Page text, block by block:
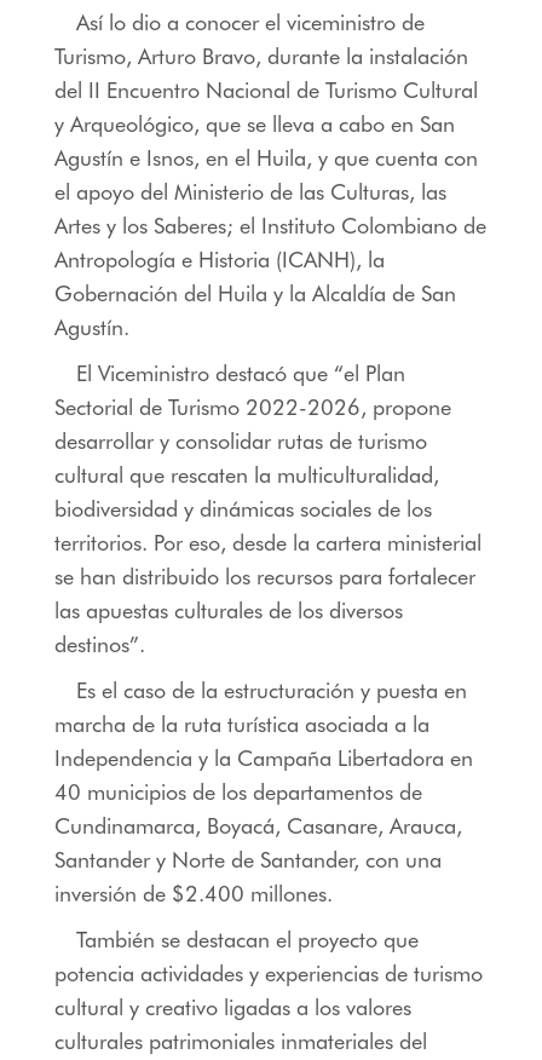
Así lo dio a conocer el viceministro de
Turismo, Arturo Bravo, durante la instalación
del II Encuentro Nacional de Turismo Cultural
y Arqueológico, que se lleva a cabo en San
Agustín e Isnos, en el Huila, y que cuenta con
el apoyo del Ministerio de las Culturas, las
Artes y los Saberes; el Instituto Colombiano de
Antropología e Historia (ICANH), la
Gobernación del Huila y la Alcaldía de San
Agustín.
El Viceministro destacó que “el Plan
Sectorial de Turismo 2022-2026, propone
desarrollar y consolidar rutas de turismo
cultural que rescaten la multiculturalidad,
biodiversidad y dinámicas sociales de los
territorios. Por eso, desde la cartera ministerial
se han distribuido los recursos para fortalecer
las apuestas culturales de los diversos
destinos”.
Es el caso de la estructuración y puesta en
marcha de la ruta turística asociada a la
Independencia y la Campaña Libertadora en
40 municipios de los departamentos de
Cundinamarca, Boyacá, Casanare, Arauca,
Santander y Norte de Santander, con una
inversión de $2.400 millones.
También se destacan el proyecto que
potencia actividades y experiencias de turismo
cultural y creativo ligadas a los valores
culturales patrimoniales inmateriales del